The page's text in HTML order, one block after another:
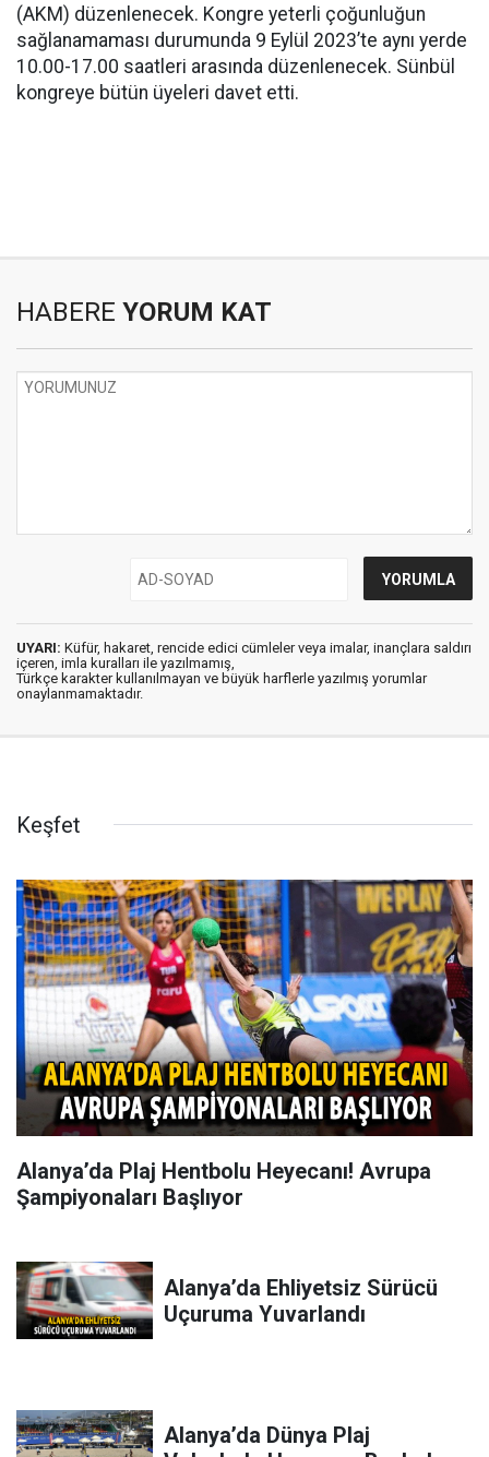
(AKM) düzenlenecek. Kongre yeterli çoğunluğun
sağlanamaması durumunda 9 Eylül 2023’te aynı yerde
10.00-17.00 saatleri arasında düzenlenecek. Sünbül
kongreye bütün üyeleri davet etti.
HABERE YORUM KAT
UYARI: Küfür, hakaret, rencide edici cümleler veya imalar, inançlara saldırı
içeren, imla kuralları ile yazılmamış,
Türkçe karakter kullanılmayan ve büyük harflerle yazılmış yorumlar
onaylanmamaktadır.
Keşfet
Alanya’da Plaj Hentbolu Heyecanı! Avrupa
Şampiyonaları Başlıyor
Alanya’da Ehliyetsiz Sürücü
Uçuruma Yuvarlandı
Alanya’da Dünya Plaj